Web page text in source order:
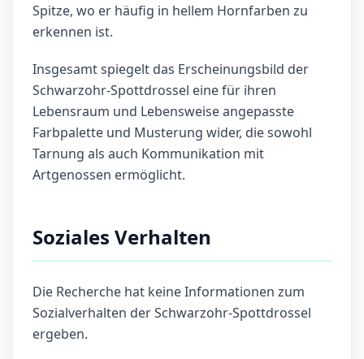
Spitze, wo er häufig in hellem Hornfarben zu
erkennen ist.
Insgesamt spiegelt das Erscheinungsbild der
Schwarzohr-Spottdrossel eine für ihren
Lebensraum und Lebensweise angepasste
Farbpalette und Musterung wider, die sowohl
Tarnung als auch Kommunikation mit
Artgenossen ermöglicht.
Soziales Verhalten
Die Recherche hat keine Informationen zum
Sozialverhalten der Schwarzohr-Spottdrossel
ergeben.